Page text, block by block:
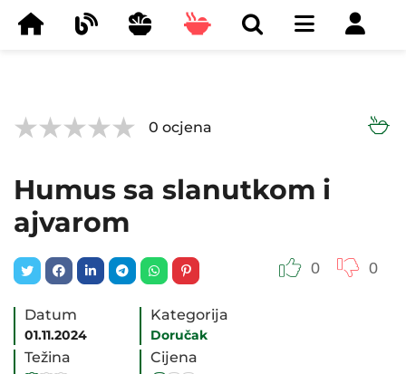


 0 ocjena
Humus sa slanutkom i
ajvarom
0 0
Datum
01.11.2024
Kategorija
Doručak
Težina Cijena